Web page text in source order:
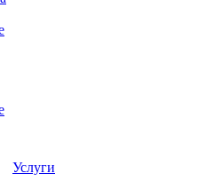
Услуги